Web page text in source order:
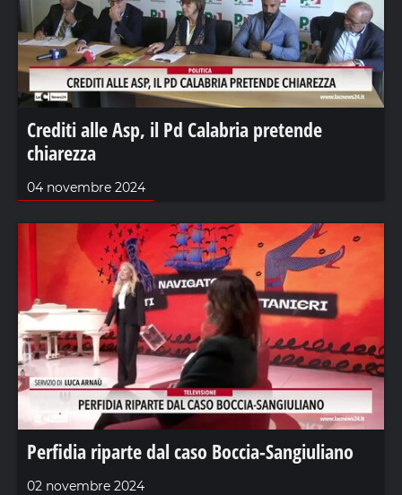
Crediti alle Asp, il Pd Calabria pretende
chiarezza
04 novembre 2024
Perfidia riparte dal caso Boccia-Sangiuliano
02 novembre 2024